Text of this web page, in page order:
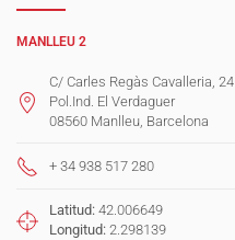
MANLLEU 2
C/ Carles Regàs Cavalleria, 24
Pol.Ind. El Verdaguer
08560 Manlleu, Barcelona
+ 34 938 517 280
Latitud: 42.006649
Longitud: 2.298139